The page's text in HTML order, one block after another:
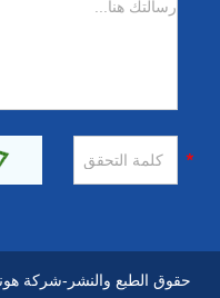
حقوق الطبع والنشر-شركة